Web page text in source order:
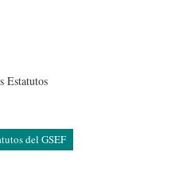
Estatutos
del GSEF